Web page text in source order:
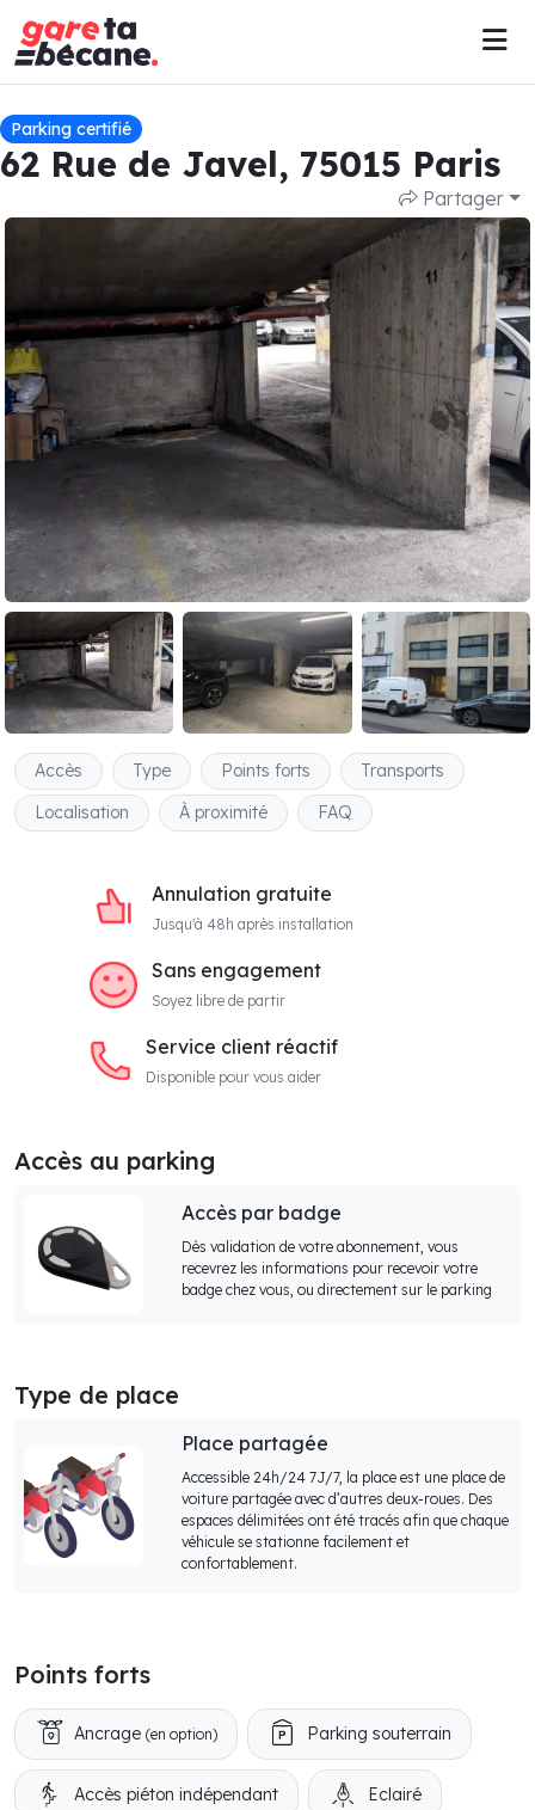
Parking certifié
62 Rue de Javel, 75015 Paris
Partager
Accès Type Points forts
Transports
Localisation
À proximité FAQ
Annulation gratuite
Jusqu'à 48h après installation
Sans engagement
Soyez libre de partir
Service client réactif
Disponible pour vous aider
Accès au parking
Accès par badge
Dès validation de votre abonnement, vous
recevrez les informations pour recevoir votre
badge chez vous, ou directement sur le parking
Type de place
Place partagée
Accessible 24h/24 7J/7, la place est une place de
voiture partagée avec d’autres deux-roues. Des
espaces délimitées ont été tracés afin que chaque
véhicule se stationne facilement et
confortablement.
Points forts
Ancrage (en option) Parking souterrain
Accès piéton indépendant Eclairé